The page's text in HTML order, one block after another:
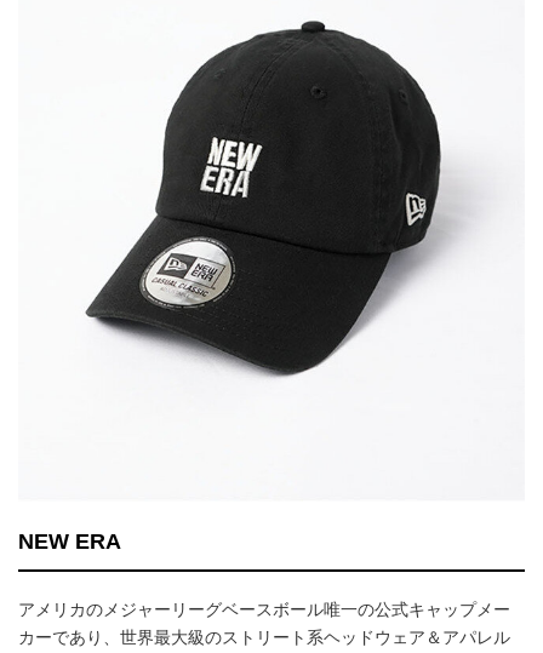
NEW ERA
アメリカのメジャーリーグベースボール唯一の公式キャップメー
カーであり、世界最大級のストリート系ヘッドウェア＆アパレル